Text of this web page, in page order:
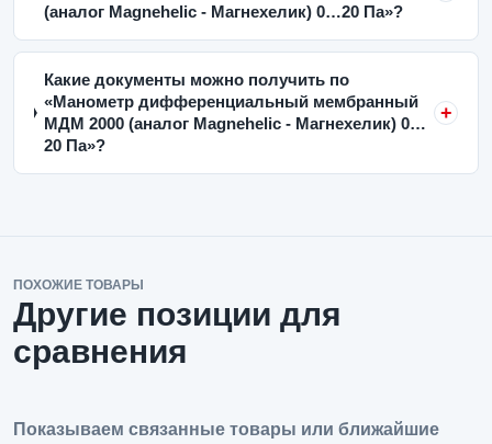
(аналог Magnehelic - Магнехелик) 0…20 Па»?
Какие документы можно получить по
«Манометр дифференциальный мембранный
МДМ 2000 (аналог Magnehelic - Магнехелик) 0…
20 Па»?
ПОХОЖИЕ ТОВАРЫ
Другие позиции для
сравнения
Показываем связанные товары или ближайшие